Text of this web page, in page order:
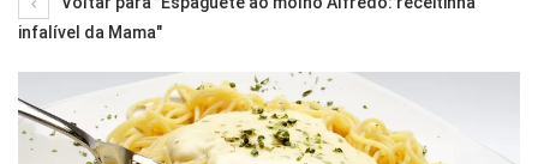
infalível da Mama"